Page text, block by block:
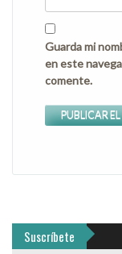
Guarda mi
en este
comente.
Suscríbete